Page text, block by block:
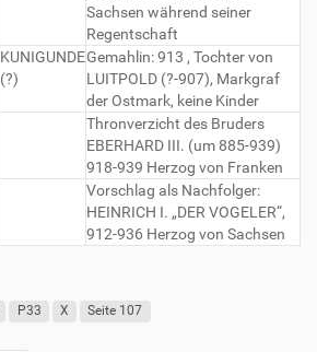
Sachsen während seiner
Regentschaft
KUNIGUNDE
(?)
Gemahlin: 913 , Tochter von
LUITPOLD (?-907), Markgraf
der Ostmark, keine Kinder
Thronverzicht des Bruders
EBERHARD III. (um 885-939)
918-939 Herzog von Franken
Vorschlag als Nachfolger:
HEINRICH I. „DER VOGELER“,
912-936 Herzog von Sachsen
P33 X Seite 107